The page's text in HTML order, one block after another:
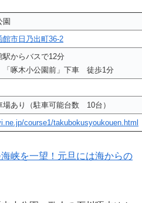
園
館市日乃出町36-2
駅からバスで12分
啄木小公園前」下車 徒歩1分
場あり（駐車可能台数 10台）
course1/takubokusyoukouen.html
峡を一望！元旦には海からの